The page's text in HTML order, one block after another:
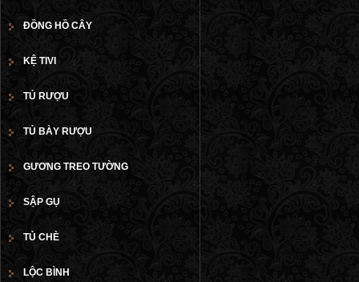
ĐỒNG HỒ CÂY
KỆ TIVI
TỦ RƯỢU
TỦ BÀY RƯỢU
GƯƠNG TREO TƯỜNG
SẬP GỤ
TỦ CHÈ
LỘC BÌNH